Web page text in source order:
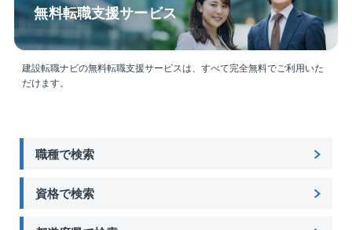
無料転職支援サービス
建設転職ナビの無料転職支援サービスは、すべて完全無料でご利用いた
だけます。
職種で検索
資格で検索